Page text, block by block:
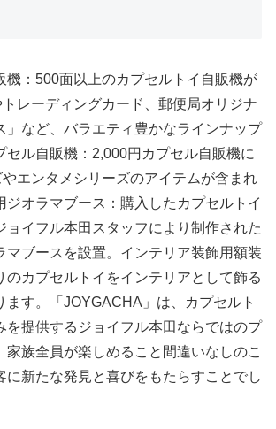
機：500面以上のカプセルトイ自販機が
レーディングカード、郵便局オリジナ
」など、バラエティ豊かなラインナップ
セル自販機：2,000円カプセル自販機に
エンタメシリーズのアイテムが含まれ
ジオラマブース：購入したカプセルトイ
ョイフル本田スタッフにより制作された
マブースを設置。インテリア装飾用額装
のカプセルトイをインテリアとして飾る
ます。 「JOYGACHA」は、カプセルト
を提供するジョイフル本田ならではのプ
家族全員が楽しめること間違いなしのこ
に新たな発見と喜びをもたらすことでし